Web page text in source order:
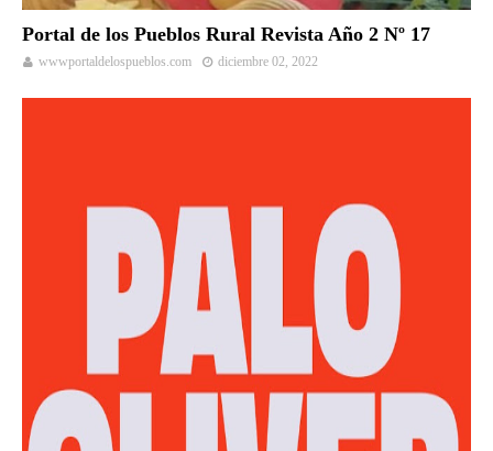
Portal de los Pueblos Rural Revista Año 2 Nº 17
wwwportaldelospueblos.com diciembre 02, 2022